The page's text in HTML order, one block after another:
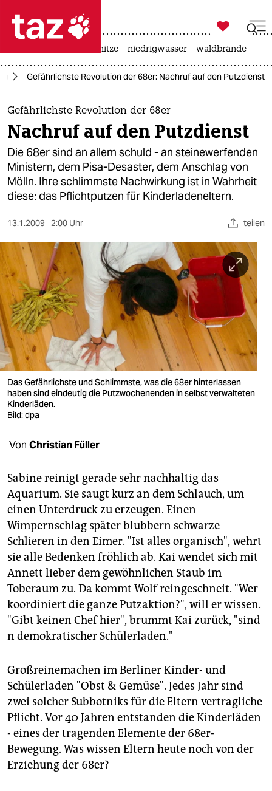
 taz zahl ich
taz zahl ich
themen
politik
öko
gesellschaft
kultur
sport
berlin
nord
wahrheit
verlag
verlag
veranstaltungen
fragen & hilfe
unterstützen
abo
genossenschaft
epaper login

taz zahl ich
hitze niedrigwasser waldbrände
Gefährlichste Revolution der 68er: Nachruf auf den Putzdienst
Gefährlichste Revolution der 68er
Nachruf auf den Putzdienst
Die 68er sind an allem schuld - an steinewerfenden
Ministern, dem Pisa-Desaster, dem Anschlag von
Mölln. Ihre schlimmste Nachwirkung ist in Wahrheit
diese: das Pflichtputzen für Kinderladeneltern.
13.1.2009 2:00 Uhr teilen
Das Gefährlichste und Schlimmste, was die 68er hinterlassen
haben sind eindeutig die Putzwochenenden in selbst verwalteten
Kinderläden.
Bild: dpa
Von Christian Füller
Sabine reinigt gerade sehr nachhaltig das
Aquarium. Sie saugt kurz an dem Schlauch, um
einen Unterdruck zu erzeugen. Einen
Wimpernschlag später blubbern schwarze
Schlieren in den Eimer. "Ist alles organisch", wehrt
sie alle Bedenken fröhlich ab. Kai wendet sich mit
Annett lieber dem gewöhnlichen Staub im
Toberaum zu. Da kommt Wolf reingeschneit. "Wer
koordiniert die ganze Putzaktion?", will er wissen.
"Gibt keinen Chef hier", brummt Kai zurück, "sind
n demokratischer Schülerladen."
Großreinemachen im Berliner Kinder- und
Schülerladen "Obst & Gemüse". Jedes Jahr sind
zwei solcher Subbotniks für die Eltern vertragliche
Pflicht. Vor 40 Jahren entstanden die Kinderläden
- eines der tragenden Elemente der 68er-
Bewegung. Was wissen Eltern heute noch von der
Erziehung der 68er?